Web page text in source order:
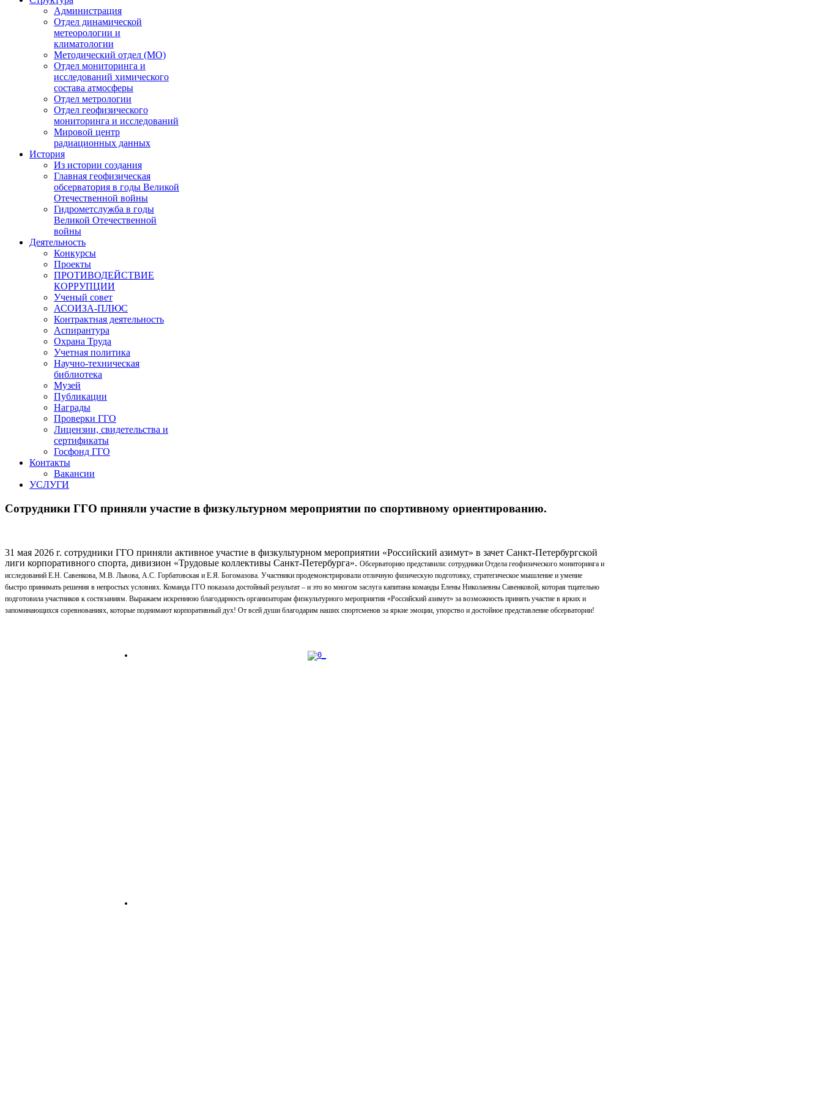
Администрация
Отдел динамической
метеорологии и
климатологии
Методический отдел (МО)
Отдел мониторинга и
исследований химического
состава атмосферы
Отдел метрологии
Отдел геофизического
мониторинга и исследований
Мировой центр
радиационных данных
История
Из истории создания
Главная геофизическая
обсерватория в годы Великой
Отечественной войны
Гидрометслужба в годы
Великой Отечественной
войны
Деятельность
Конкурсы
Проекты
ПРОТИВОДЕЙСТВИЕ
КОРРУПЦИИ
Ученый совет
АСОИЗА-ПЛЮС
Контрактная деятельность
Аспирантура
Охрана Труда
Учетная политика
Научно-техническая
библиотека
Музей
Публикации
Награды
Проверки ГГО
Лицензии, свидетельства и
сертификаты
Госфонд ГГО
Контакты
Вакансии
УСЛУГИ
Сотрудники ГГО приняли участие в физкультурном мероприятии по спортивному ориентированию.
31 мая 2026 г. сотрудники ГГО приняли активное участие в физкультурном мероприятии «Российский азимут» в зачет Санкт-Петербургской
лиги корпоративного спорта, дивизион «Трудовые коллективы Санкт-Петербурга». Обсерваторию представили: сотрудники Отдела геофизического мониторинга и
исследований Е.Н. Савенкова, М.В. Львова, А.С. Горбатовская и Е.Я. Богомазова. Участники продемонстрировали отличную физическую подготовку, стратегическое мышление и умение
быстро принимать решения в непростых условиях. Команда ГГО показала достойный результат – и это во многом заслуга капитана команды Елены Николаевны Савенковой, которая тщательно
подготовила участников к состязаниям. Выражаем искреннюю благодарность организаторам физкультурного мероприятия «Российский азимут» за возможность принять участие в ярких и
запоминающихся соревнованиях, которые поднимают корпоративный дух! От всей души благодарим наших спортсменов за яркие эмоции, упорство и достойное представление обсерватории!